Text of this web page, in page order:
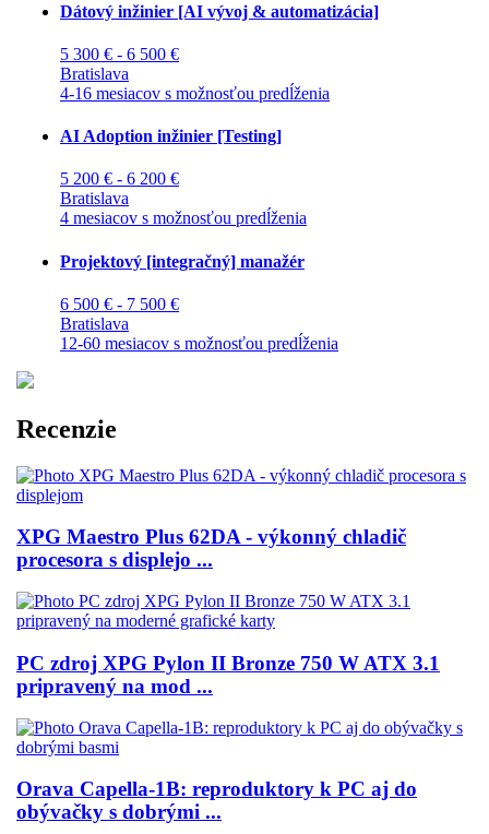
Dátový inžinier [AI vývoj & automatizácia]
5 300 € - 6 500 €
Bratislava
4-16 mesiacov s možnosťou predĺženia
AI Adoption inžinier [Testing]
5 200 € - 6 200 €
Bratislava
4 mesiacov s možnosťou predĺženia
Projektový [integračný] manažér
6 500 € - 7 500 €
Bratislava
12-60 mesiacov s možnosťou predĺženia
Recenzie
XPG Maestro Plus 62DA - výkonný chladič
procesora s displejo ...
PC zdroj XPG Pylon II Bronze 750 W ATX 3.1
pripravený na mod ...
Orava Capella-1B: reproduktory k PC aj do
obývačky s dobrými ...